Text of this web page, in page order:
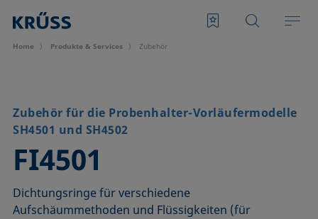
Home Produkte & Services Zubehör
Zubehör für die Probenhalter-Vorläufermodelle
SH4501 und SH4502
FI4501
–
Dichtungsringe für verschiedene
Aufschäummethoden und Flüssigkeiten (für